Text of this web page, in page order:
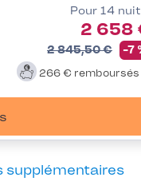
Pour 14
2 658
2 845,50 € -7
266 € remboursés
supplémentaires